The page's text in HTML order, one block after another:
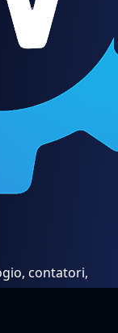
contatori,